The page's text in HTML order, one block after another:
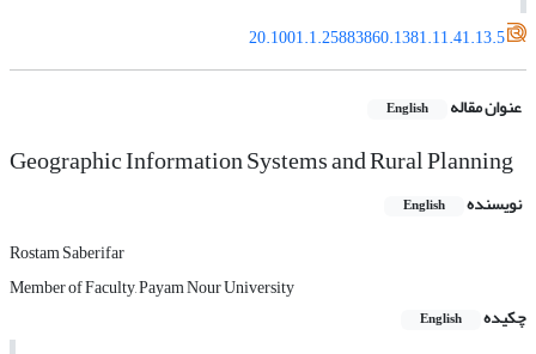
20.1001.1.25883860.1381.11.41.13.5
عنوان مقاله English
Geographic Information Systems and Rural Planning
نویسنده English
Rostam Saberifar
Member of Faculty, Payam Nour University
چکیده
English